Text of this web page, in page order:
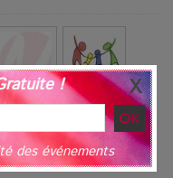
!
des événements